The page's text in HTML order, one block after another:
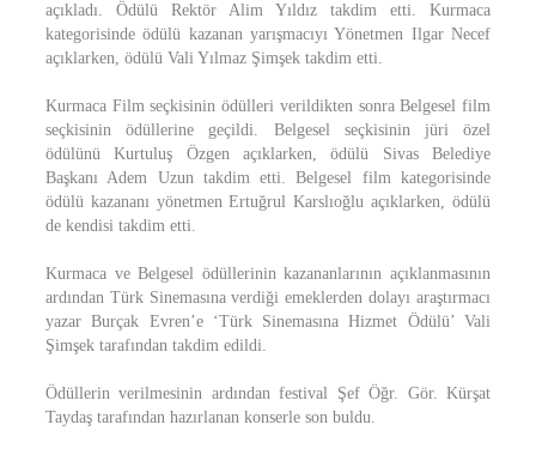
açıkladı. Ödülü Rektör Alim Yıldız takdim etti. Kurmaca
kategorisinde ödülü kazanan yarışmacıyı Yönetmen Ilgar Necef
açıklarken, ödülü Vali Yılmaz Şimşek takdim etti.
Kurmaca Film seçkisinin ödülleri verildikten sonra Belgesel film
seçkisinin ödüllerine geçildi. Belgesel seçkisinin jüri özel
ödülünü Kurtuluş Özgen açıklarken, ödülü Sivas Belediye
Başkanı Adem Uzun takdim etti. Belgesel film kategorisinde
ödülü kazananı yönetmen Ertuğrul Karslıoğlu açıklarken, ödülü
de kendisi takdim etti.
Kurmaca ve Belgesel ödüllerinin kazananlarının açıklanmasının
ardından Türk Sinemasına verdiği emeklerden dolayı araştırmacı
yazar Burçak Evren’e ‘Türk Sinemasına Hizmet Ödülü’ Vali
Şimşek tarafından takdim edildi.
Ödüllerin verilmesinin ardından festival Şef Öğr. Gör. Kürşat
Taydaş tarafından hazırlanan konserle son buldu.